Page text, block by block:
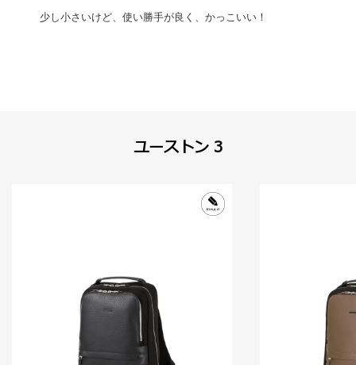
少し小さいけど、使い勝手が良く、かっこいい！
ユーストン 3